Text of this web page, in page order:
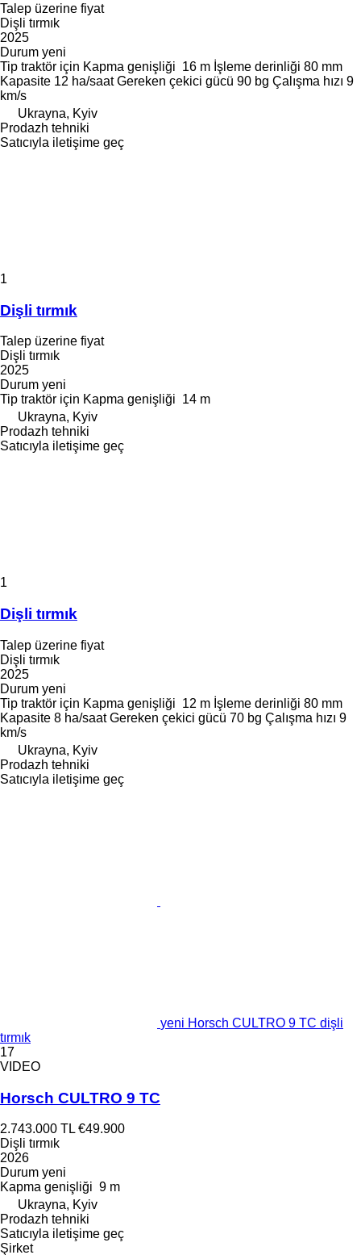
Talep üzerine fiyat
Dişli tırmık
2025
Durum yeni
Tip traktör için Kapma genişliği 16 m İşleme derinliği 80 mm
Kapasite 12 ha/saat Gereken çekici gücü 90 bg Çalışma hızı 9
km/s
Ukrayna, Kyiv
Prodazh tehniki
Satıcıyla iletişime geç
1
Dişli tırmık
Talep üzerine fiyat
Dişli tırmık
2025
Durum yeni
Tip traktör için Kapma genişliği 14 m
Ukrayna, Kyiv
Prodazh tehniki
Satıcıyla iletişime geç
1
Dişli tırmık
Talep üzerine fiyat
Dişli tırmık
2025
Durum yeni
Tip traktör için Kapma genişliği 12 m İşleme derinliği 80 mm
Kapasite 8 ha/saat Gereken çekici gücü 70 bg Çalışma hızı 9
km/s
Ukrayna, Kyiv
Prodazh tehniki
Satıcıyla iletişime geç
yeni Horsch CULTRO 9 TC dişli
tırmık
17
VIDEO
Horsch CULTRO 9 TC
2.743.000 TL €49.900
Dişli tırmık
2026
Durum yeni
Kapma genişliği 9 m
Ukrayna, Kyiv
Prodazh tehniki
Satıcıyla iletişime geç
Şirket